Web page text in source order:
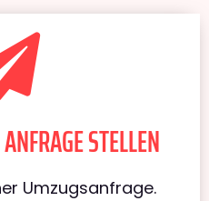
STELLEN
Umzugsanfrage.